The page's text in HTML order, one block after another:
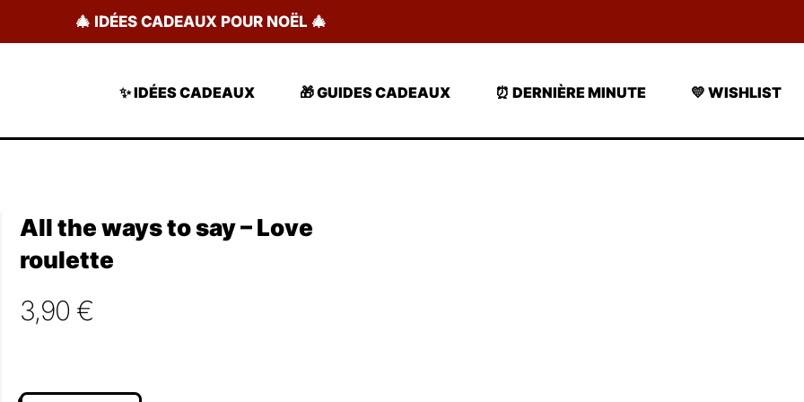
🎄 IDÉES CADEAUX POUR NOËL 🎄
✨ IDÉES CADEAUX 🎁 GUIDES CADEAUX ⏰ DERNIÈRE MINUTE 💛 WISHLIST
All the ways to say – Love
roulette
3,90 €